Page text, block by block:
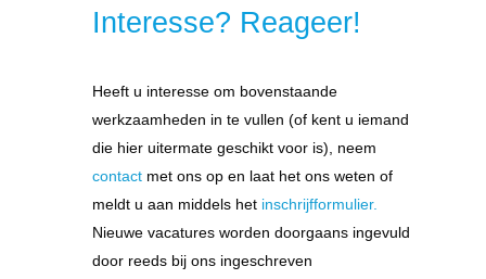
Interesse? Reageer!
Heeft u interesse om bovenstaande
werkzaamheden in te vullen (of kent u iemand
die hier uitermate geschikt voor is), neem
contact met ons op en laat het ons weten of
meldt u aan middels het inschrijfformulier.
Nieuwe vacatures worden doorgaans ingevuld
door reeds bij ons ingeschreven